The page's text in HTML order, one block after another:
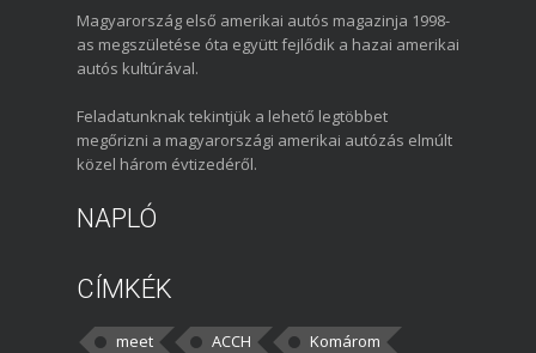
Magyarország első amerikai autós magazinja 1998-
as megszületése óta együtt fejlődik a hazai amerikai
autós kultúrával.
Feladatunknak tekintjük a lehető legtöbbet
megőrizni a magyarországi amerikai autózás elmúlt
közel három évtizedéről.
NAPLÓ
CÍMKÉK
meet ACCH
Komárom